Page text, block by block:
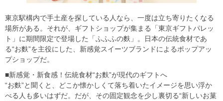
東京駅構内で手土産を探している人なら、一度は立ち寄りたくなる
場所がある。それが、ギフトショップが集まる「東京ギフトパレッ
ト」に期間限定で登場した「ふふふの麩」。日本の伝統食材であ
る“お麩”を主役にした、新感覚スイーツブランドによるポップアッ
プショップだ。
■新感覚・新食感！伝統食材“お麩”が現代のギフトへ
“お麩”と聞くと、どこか懐かしくて落ち着いたイメージを思い浮か
べる人も多いはずだ。だが、その固定観念を少し裏切る“新しいお菓